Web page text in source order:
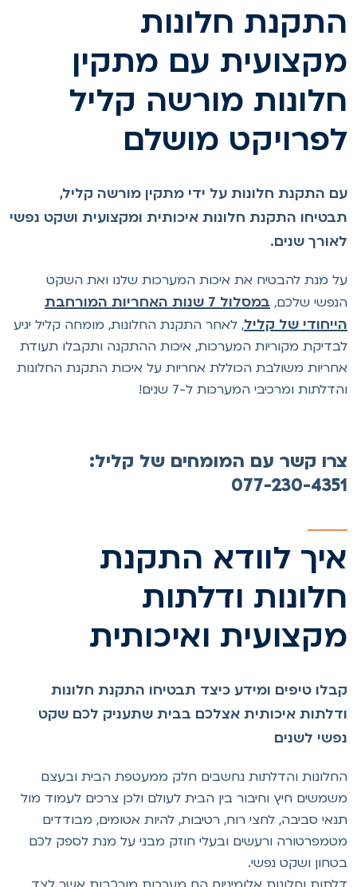
חלונות
עם מתקין
מורשה קליל
מושלם
התקנת חלונות על ידי מתקין מורשה קליל,
התקנת חלונות איכותית ומקצועית ושקט נפשי
שנים.
מנת להבטיח את איכות המערכות שלנו ואת השקט
שלכם,
במסלול 7 שנות האחריות המורחבת
של קליל, לאחר התקנת החלונות, מומחה קליל יגיע
מקוריות המערכות, איכות ההתקנה ותקבלו תעודת
משולבת הכוללת אחריות על איכות התקנת החלונות
ומרכיבי המערכות ל-7 שנים!
קשר עם המומחים של קליל:
077-230-
לוודא התקנת
ודלתות
ואיכותית
טיפים ומידע כיצד תבטיחו התקנת חלונות
איכותית אצלכם בבית שתעניק לכם שקט
לשנים
והדלתות נחשבים חלק ממעטפת הבית ובעצם
חיץ וחיבור בין הבית לעולם ולכן צרכים לעמוד מול
סביבה, לחצי רוח, רטיבות, להיות אטומים, מבודדים
ורעשים ובעלי חוזק מבני על מנת לספק לכם
ושקט נפשי.